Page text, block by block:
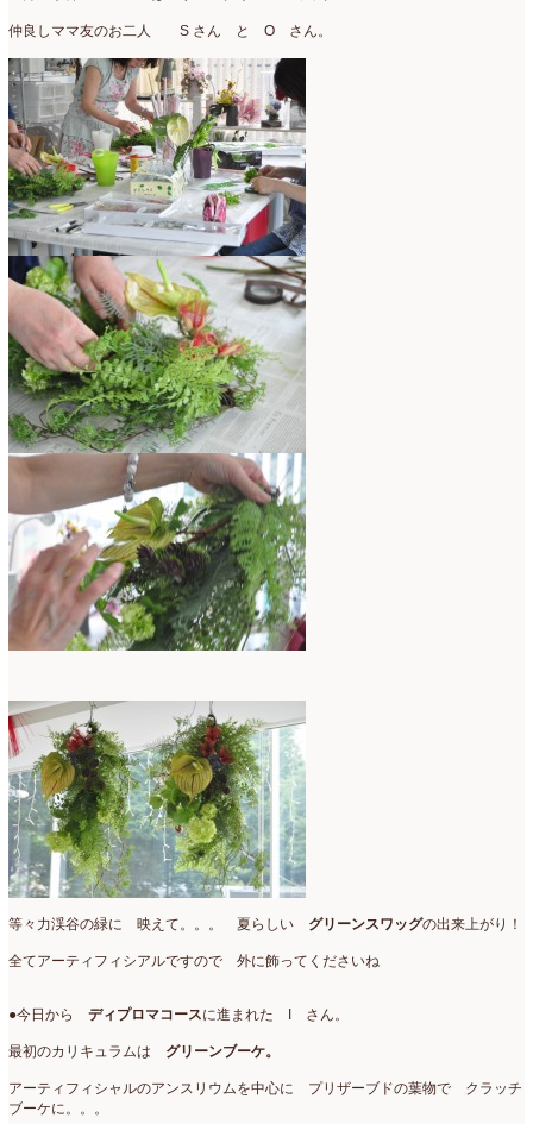
仲良しママ友のお二人 S さん と O さん。
等々力渓谷の緑に 映えて。。。 夏らしい グリーンスワッグの出来上がり！
全てアーティフィシアルですので 外に飾ってくださいね
●今日から ディプロマコースに進まれた I さん。
最初のカリキュラムは グリーンブーケ。
アーティフィシャルのアンスリウムを中心に プリザーブドの葉物で クラッチ
ブーケに。。。